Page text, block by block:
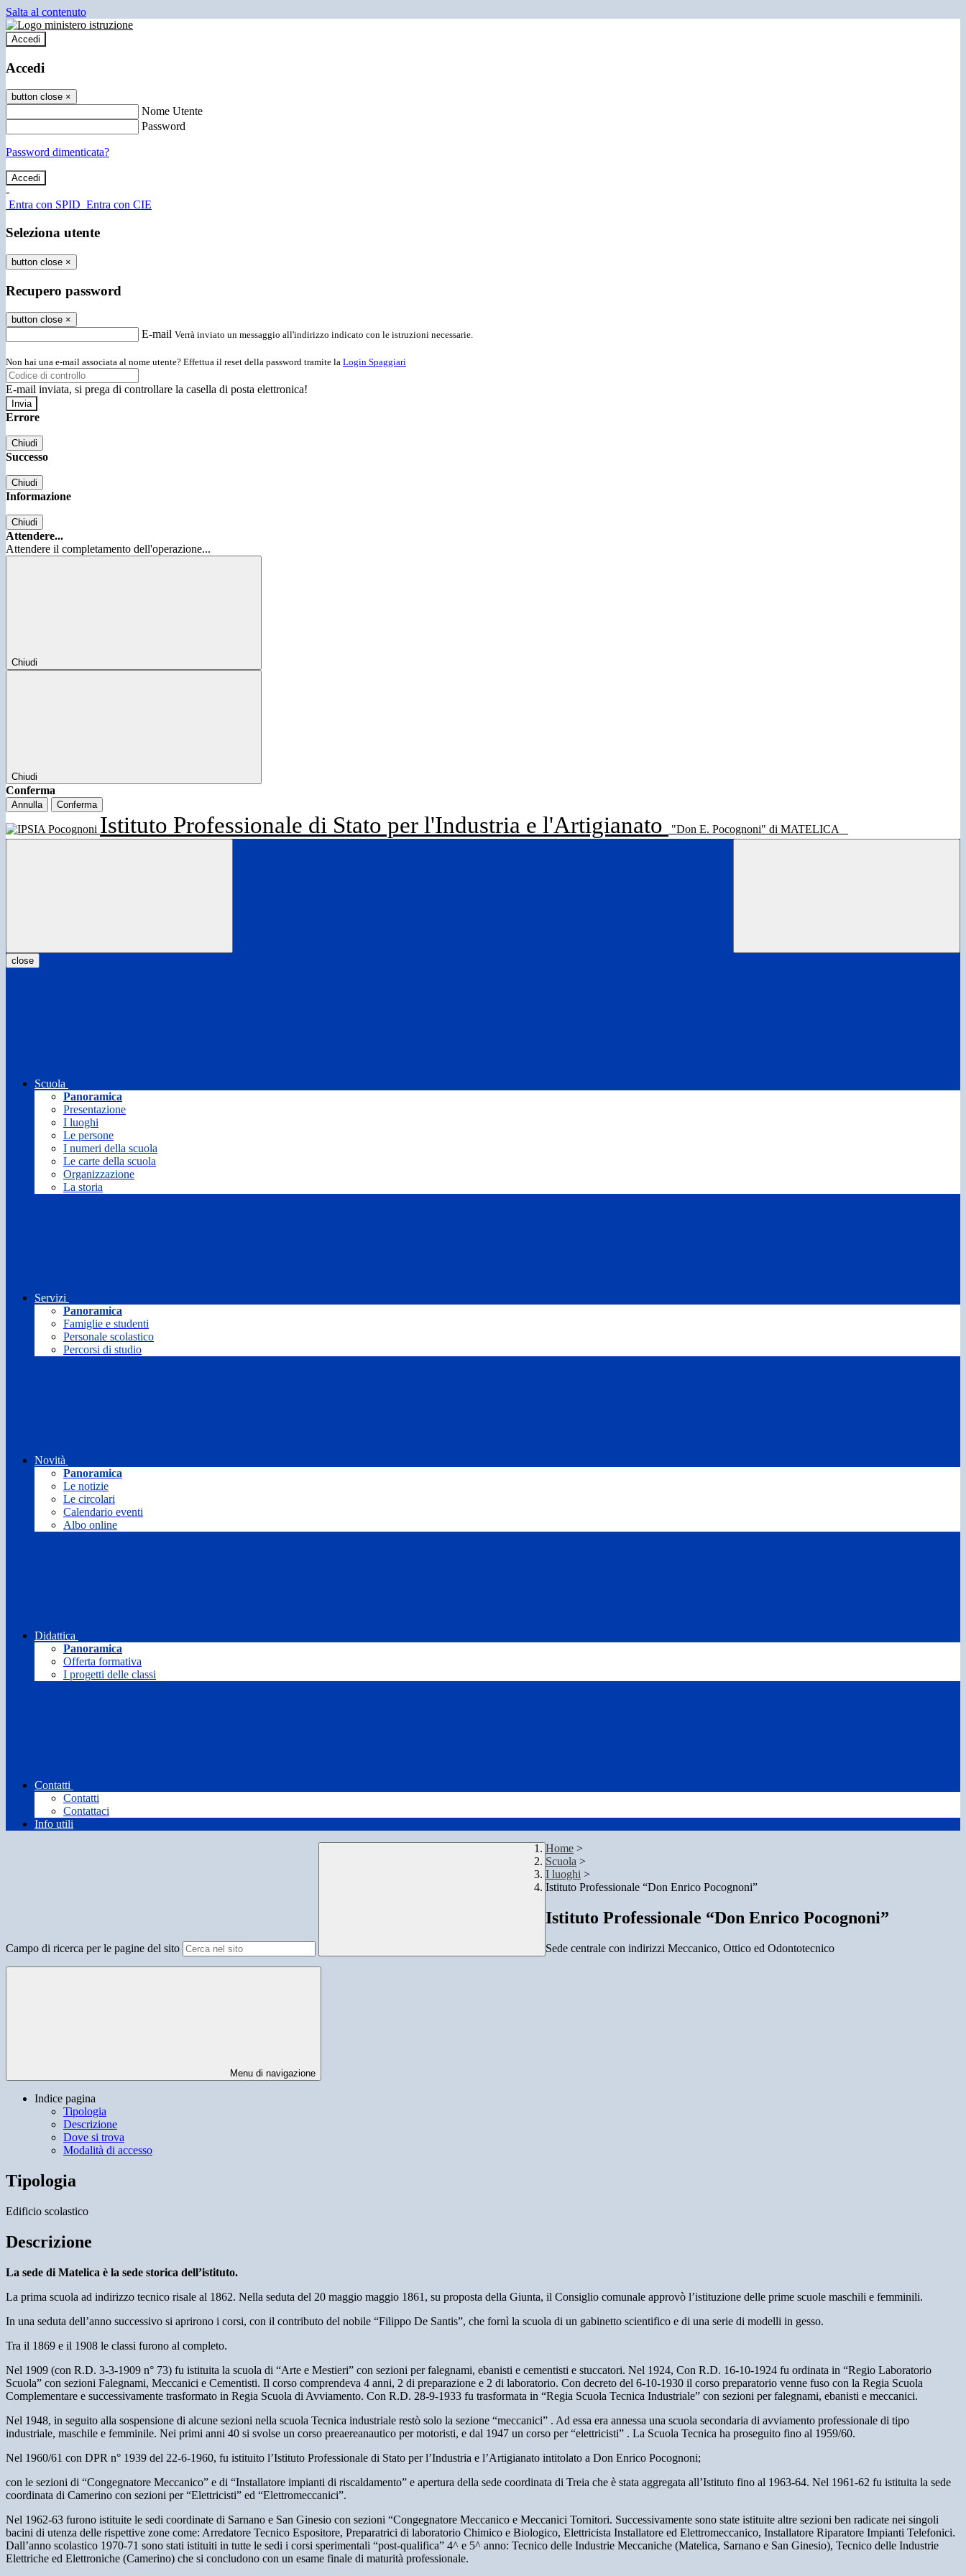
Salta al contenuto
Accedi
Accedi
button close ×
Nome Utente
Password
Password dimenticata?
-
Entra con SPID Entra con CIE
Seleziona utente
button close ×
Recupero password
button close ×
E-mail Verrà inviato un messaggio all'indirizzo indicato con le istruzioni necessarie.
Non hai una e-mail associata al nome utente? Effettua il reset della password tramite la Login Spaggiari
E-mail inviata, si prega di controllare la casella di posta elettronica!
Errore
Chiudi
Successo
Chiudi
Informazione
Chiudi
Attendere...
Attendere il completamento dell'operazione...
Chiudi
Chiudi
Conferma
Annulla Conferma
Istituto Professionale di Stato per l'Industria e l'Artigianato "Don E. Pocognoni" di MATELICA
close
Scuola
Panoramica
Presentazione
I luoghi
Le persone
I numeri della scuola
Le carte della scuola
Organizzazione
La storia
Servizi
Panoramica
Famiglie e studenti
Personale scolastico
Percorsi di studio
Novità
Panoramica
Le notizie
Le circolari
Calendario eventi
Albo online
Didattica
Panoramica
Offerta formativa
I progetti delle classi
Contatti
Contatti
Contattaci
Info utili
Campo di ricerca per le pagine del sito
Home >
Scuola >
I luoghi >
Istituto Professionale “Don Enrico Pocognoni”
Istituto Professionale “Don Enrico Pocognoni”
Sede centrale con indirizzi Meccanico, Ottico ed Odontotecnico
Menu di navigazione
Indice pagina
Tipologia
Descrizione
Dove si trova
Modalità di accesso
Tipologia
Edificio scolastico
Descrizione
La sede di Matelica è la sede storica dell’istituto.
La prima scuola ad indirizzo tecnico risale al 1862. Nella seduta del 20 maggio maggio 1861, su proposta della Giunta, il Consiglio comunale approvò l’istituzione delle prime scuole maschili e femminili.
In una seduta dell’anno successivo si aprirono i corsi, con il contributo del nobile “Filippo De Santis”, che fornì la scuola di un gabinetto scientifico e di una serie di modelli in gesso.
Tra il 1869 e il 1908 le classi furono al completo.
Nel 1909 (con R.D. 3-3-1909 n° 73) fu istituita la scuola di “Arte e Mestieri” con sezioni per falegnami, ebanisti e cementisti e stuccatori. Nel 1924, Con R.D. 16-10-1924 fu ordinata in “Regio Laboratorio
Scuola” con sezioni Falegnami, Meccanici e Cementisti. Il corso comprendeva 4 anni, 2 di preparazione e 2 di laboratorio. Con decreto del 6-10-1930 il corso preparatorio venne fuso con la Regia Scuola
Complementare e successivamente trasformato in Regia Scuola di Avviamento. Con R.D. 28-9-1933 fu trasformata in “Regia Scuola Tecnica Industriale” con sezioni per falegnami, ebanisti e meccanici.
Nel 1948, in seguito alla sospensione di alcune sezioni nella scuola Tecnica industriale restò solo la sezione “meccanici” . Ad essa era annessa una scuola secondaria di avviamento professionale di tipo
industriale, maschile e femminile. Nei primi anni 40 si svolse un corso preaereanautico per motoristi, e dal 1947 un corso per “elettricisti” . La Scuola Tecnica ha proseguito fino al 1959/60.
Nel 1960/61 con DPR n° 1939 del 22-6-1960, fu istituito l’Istituto Professionale di Stato per l’Industria e l’Artigianato intitolato a Don Enrico Pocognoni;
con le sezioni di “Congegnatore Meccanico” e di “Installatore impianti di riscaldamento” e apertura della sede coordinata di Treia che è stata aggregata all’Istituto fino al 1963-64. Nel 1961-62 fu istituita la sede
coordinata di Camerino con sezioni per “Elettricisti” ed “Elettromeccanici”.
Nel 1962-63 furono istituite le sedi coordinate di Sarnano e San Ginesio con sezioni “Congegnatore Meccanico e Meccanici Tornitori. Successivamente sono state istituite altre sezioni ben radicate nei singoli
bacini di utenza delle rispettive zone come: Arredatore Tecnico Espositore, Preparatrici di laboratorio Chimico e Biologico, Elettricista Installatore ed Elettromeccanico, Installatore Riparatore Impianti Telefonici.
Dall’anno scolastico 1970-71 sono stati istituiti in tutte le sedi i corsi sperimentali “post-qualifica” 4^ e 5^ anno: Tecnico delle Industrie Meccaniche (Matelica, Sarnano e San Ginesio), Tecnico delle Industrie
Elettriche ed Elettroniche (Camerino) che si concludono con un esame finale di maturità professionale.